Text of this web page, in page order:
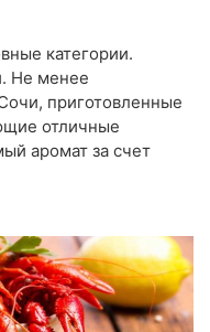
категории.
Не менее
приготовленные
отличные
аромат за счет